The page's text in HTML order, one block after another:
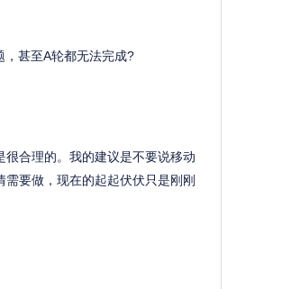
甚至A轮都无法完成?
合理的。我的建议是不要说移动
要做，现在的起起伏伏只是刚刚